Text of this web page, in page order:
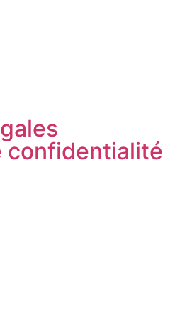
confidentialité